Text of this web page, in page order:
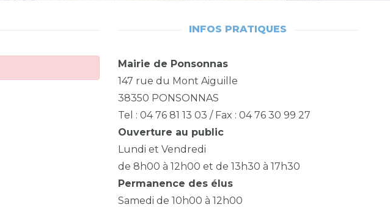
INFOS PRATIQUES
Mairie de Ponsonnas
147 rue du Mont Aiguille
38350 PONSONNAS
Tel : 04 76 81 13 03 / Fax : 04 76 30 99 27
Ouverture au public
Lundi et Vendredi
de 8h00 à 12h00 et de 13h30 à 17h30
Permanence des élus
Samedi de 10h00 à 12h00